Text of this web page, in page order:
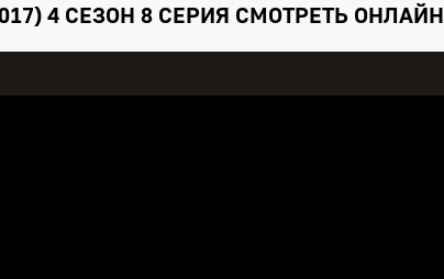
4 СЕЗОН 8 СЕРИЯ СМОТРЕТЬ ОНЛАЙН